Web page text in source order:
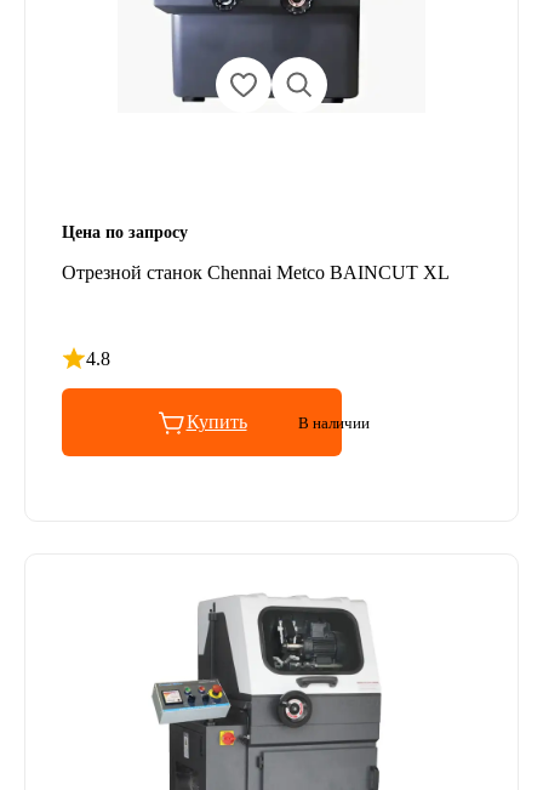
Цена по запросу
Отрезной станок Chennai Metco BAINCUT XL
4.8
Рейтинг 4.8 из 5
Купить В наличии